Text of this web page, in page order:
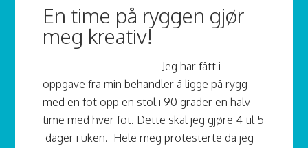
En time på ryggen gjør
meg kreativ!
Jeg har fått i
oppgave fra min behandler å ligge på rygg
med en fot opp en stol i 90 grader en halv
time med hver fot. Dette skal jeg gjøre 4 til 5
dager i uken. Hele meg protesterte da jeg